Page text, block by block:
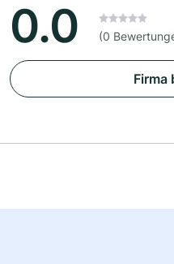
0.0 (0
Firma